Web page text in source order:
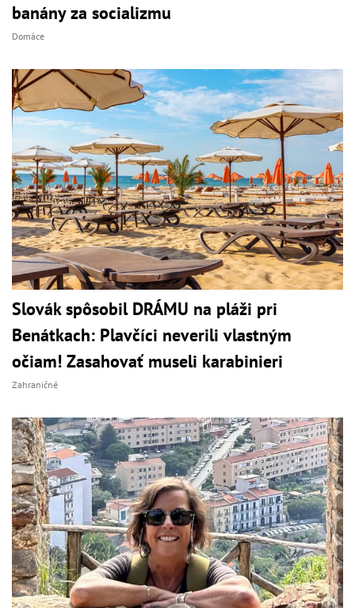
banány za socializmu
Domáce
Slovák spôsobil DRÁMU na pláži pri
Benátkach: Plavčíci neverili vlastným
očiam! Zasahovať museli karabinieri
Zahraničné